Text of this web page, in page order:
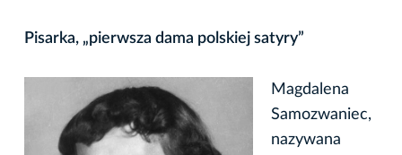
Pisarka, „pierwsza dama polskiej satyry”
Magdalena
Samozwaniec,
nazywana